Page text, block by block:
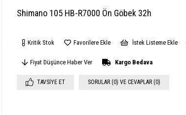
Shimano 105 HB-R7000 Ön Göbek 32h
Kritik Stok Favorilere Ekle İstek Listeme Ekle
Fiyat Düşünce Haber Ver Kargo Bedava
TAVSIYE ET SORULAR (0) VE CEVAPLAR (0)